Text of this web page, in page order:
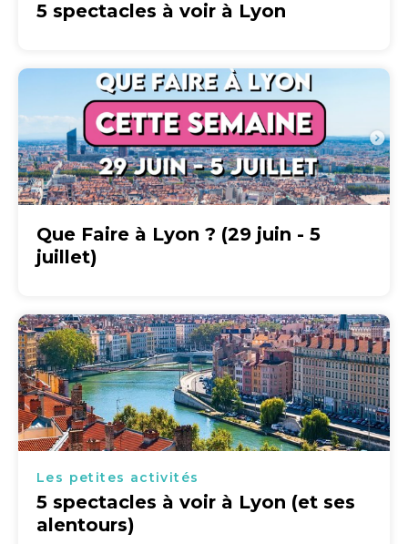
5 spectacles à voir à Lyon
Que Faire à Lyon ? (29 juin - 5
juillet)
Les petites activités
5 spectacles à voir à Lyon (et ses
alentours)